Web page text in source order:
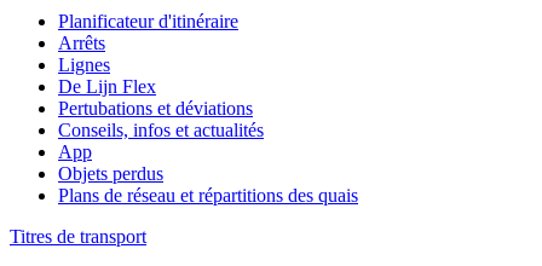
Planificateur d'itinéraire
Arrêts
Lignes
De Lijn Flex
Pertubations et déviations
Conseils, infos et actualités
App
Objets perdus
Plans de réseau et répartitions des quais
Titres de transport